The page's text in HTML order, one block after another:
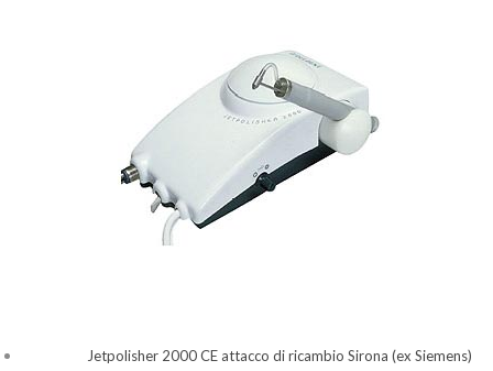
Jetpolisher 2000 CE attacco di ricambio Sirona (ex Siemens)